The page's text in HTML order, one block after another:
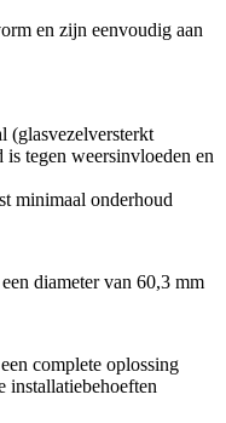
en zijn eenvoudig aan
(glasvezelversterkt
is tegen weersinvloeden en
minimaal onderhoud
diameter van 60,3 mm
complete oplossing
installatiebehoeften